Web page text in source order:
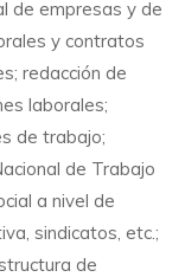
de empresas y de
y contratos
redacción de
laborales;
de trabajo;
de Trabajo
a nivel de
sindicatos, etc.;
de